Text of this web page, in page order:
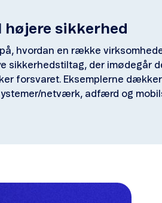
sikkerhed
hvordan en række
sikkerhedstiltag, der imødegår
forsvaret. Eksemplerne
netværk, adfærd og